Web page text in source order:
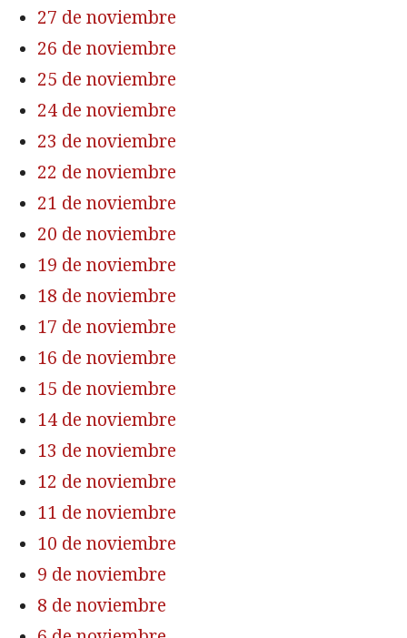
27 de noviembre
26 de noviembre
25 de noviembre
24 de noviembre
23 de noviembre
22 de noviembre
21 de noviembre
20 de noviembre
19 de noviembre
18 de noviembre
17 de noviembre
16 de noviembre
15 de noviembre
14 de noviembre
13 de noviembre
12 de noviembre
11 de noviembre
10 de noviembre
9 de noviembre
8 de noviembre